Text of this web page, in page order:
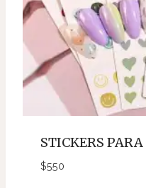
STICKERS
$550